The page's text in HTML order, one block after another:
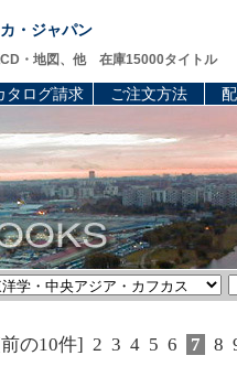
・ジャパン
・地図、他 在庫15000タイトル
タログ請求 ご注文方法
の10件] 2 3 4 5 6 7 8